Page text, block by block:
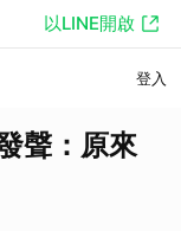
以LINE開啟
登入
聲：原來